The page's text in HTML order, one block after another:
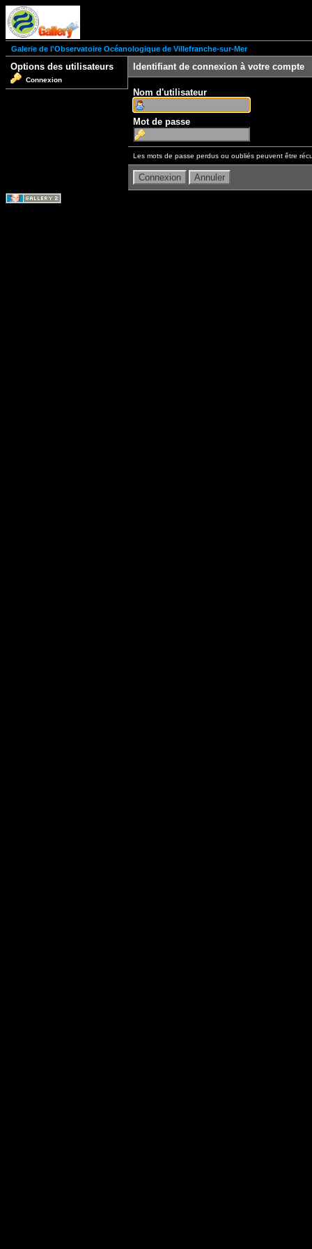
Galerie de l'Observatoire Océanologique de Villefranche-sur-Mer
Options des utilisateurs
Connexion
Identifiant de connexion à votre compte
Nom d'utilisateur
Mot de passe
Les mots de passe perdus ou oubliés peuvent être